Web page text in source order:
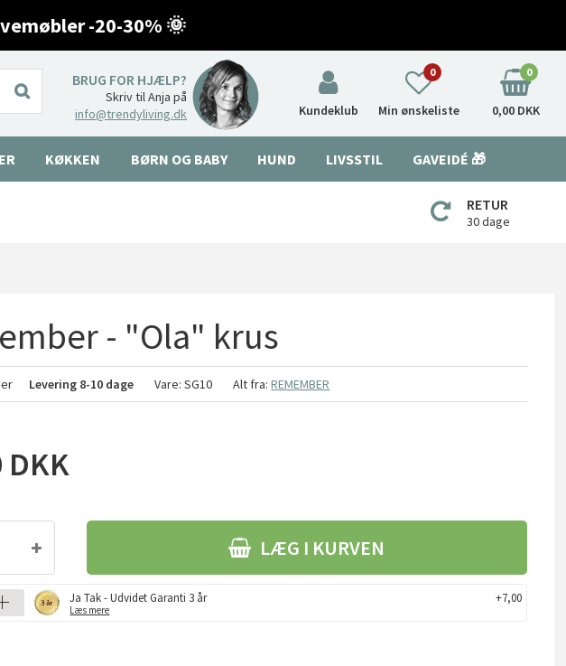
-20-30% 🌞
BRUG FOR HJÆLP?
Skriv til Anja på
info@trendyliving.dk
Kundeklub Min ønskeliste
0 0
0,00 DKK
KØKKEN BØRN OG BABY HUND LIVSSTIL GAVEIDÉ 🎁
RETUR
30 dage
- "Ola" krus
Levering 8-10 dage Vare:SG10 Alt fra:REMEMBER
DKK
LÆG I KURVEN
Ja Tak - Udvidet Garanti 3 år
Læs mere
+7,00